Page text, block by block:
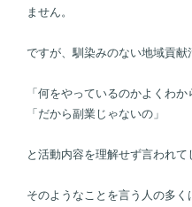
ません。
ですが、馴染みのない地域貢献
「何をやっているのかよくわか
「だから副業じゃないの」
と活動内容を理解せず言われて
そのようなことを言う人の多